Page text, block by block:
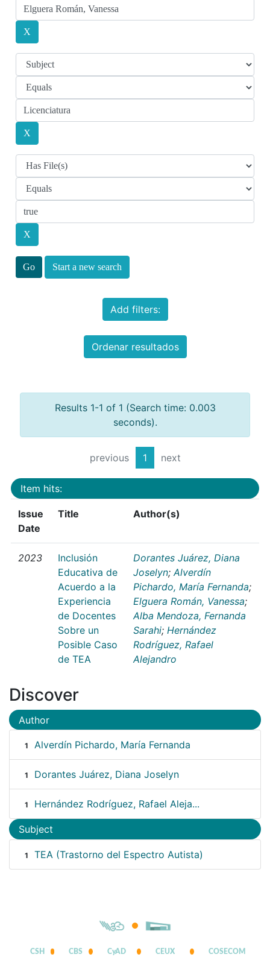
Start a new search
Add filters:
Ordenar resultados
Results 1-1 of 1 (Search time: 0.003
seconds).
previous 1 next
Item hits:
Issue
Date
Title Author(s)
2023
Inclusión
Educativa de
Acuerdo a la
Experiencia
de Docentes
Sobre un
Posible Caso
de TEA
Dorantes Juárez, Diana
Joselyn; Alverdín
Pichardo, María Fernanda;
Elguera Román, Vanessa;
Alba Mendoza, Fernanda
Sarahi; Hernández
Rodríguez, Rafael
Alejandro
Discover
Author
1 Alverdín Pichardo, María Fernanda
1 Dorantes Juárez, Diana Joselyn
1 Hernández Rodríguez, Rafael Aleja...
Subject
1 TEA (Trastorno del Espectro Autista)
CSH CBS CyAD CEUX COSECOM